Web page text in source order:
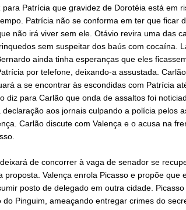
para Patrícia que gravidez de Dorotéia está em
Patrícia não se conforma em ter que ficar
não irá viver sem ele. Otávio revira uma das
sem suspeitar dos baús com cocaína.
ainda tinha esperanças que eles
por telefone, deixando-a assustada.
a se encontrar às escondidas com Patrícia
diz para Carlão que onda de assaltos foi
aos jornais culpando a polícia pelos
Carlão discute com Valença e o acusa na
de concorrer à vaga de senador se
proposta. Valença enrola Picasso e propõe que
posto de delegado em outra cidade.
do Pinguim, ameaçando entregar crimes do